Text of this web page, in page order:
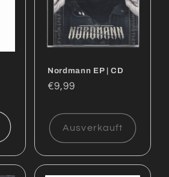
Nordmann EP | CD
Normaler
€9,99
Ausverkauft